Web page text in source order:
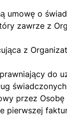
umowę o
zawrze z
z
do
przez
pierwszej